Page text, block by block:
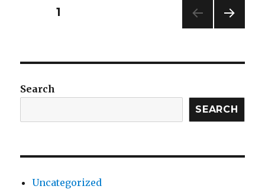
Posts
PAGE1
Search
SEARCH
Uncategorized